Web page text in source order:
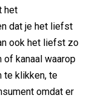
het
dat je het liefst
ook het liefst zo
kanaal waarop
te klikken, te
omdat er